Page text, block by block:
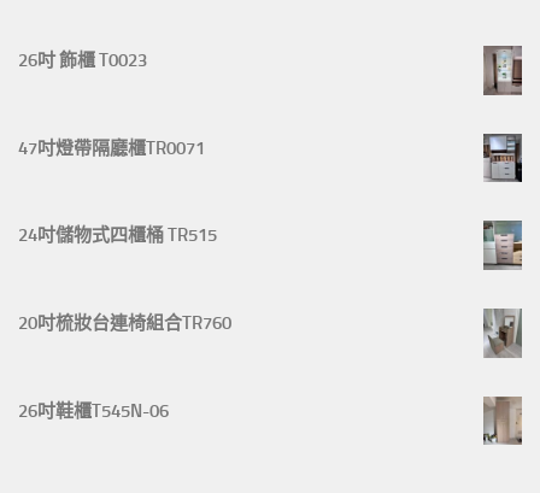
26吋 飾櫃 T0023
47吋燈帶隔廳櫃TR0071
24吋儲物式四櫃桶 TR515
20吋梳妝台連椅組合TR760
26吋鞋櫃T545N-06